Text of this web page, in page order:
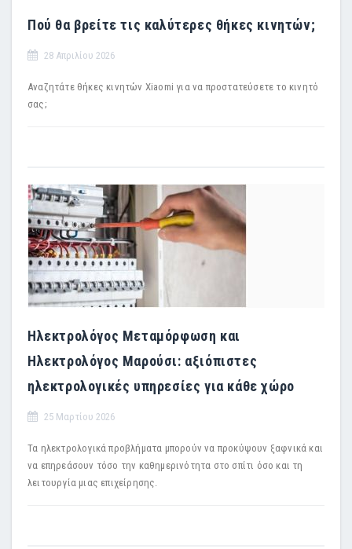
Πού θα βρείτε τις καλύτερες θήκες κινητών;
28 Απριλίου 2026
Αναζητάτε θήκες κινητών Xiaomi για να προστατεύσετε το κινητό
σας;
Ηλεκτρολόγος Μεταμόρφωση και
Ηλεκτρολόγος Μαρούσι: αξιόπιστες
ηλεκτρολογικές υπηρεσίες για κάθε χώρο
25 Μαρτίου 2026
Τα ηλεκτρολογικά προβλήματα μπορούν να προκύψουν ξαφνικά και
να επηρεάσουν τόσο την καθημερινότητα στο σπίτι όσο και τη
λειτουργία μιας επιχείρησης.